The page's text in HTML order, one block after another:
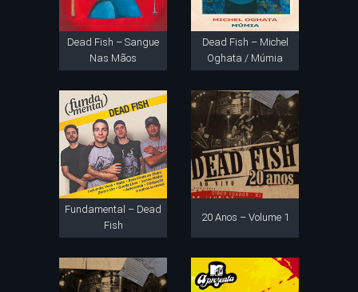
Dead Fish – Sangue
Nas Mãos
Dead Fish – Michel
Oghata / Múmia
Fundamental – Dead
Fish
20 Anos – Volume 1